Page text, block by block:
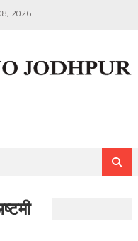
2026